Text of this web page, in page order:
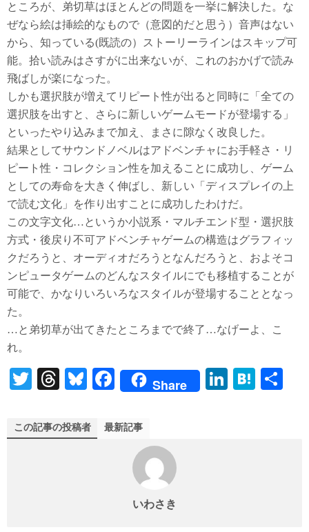
ところが、弟切草はほとんどの問題を一挙に解決した。な
ぜなら絵は挿絵的なもので（意図的だと思う）音声はない
から、知っている(既読の）ストーリーラインはスキップ可
能。拾い読みはさすがに出来ないが、これのおかげで読み
飛ばしが楽になった。
しかも選択肢が増えてリピート性が出ると同時に「全ての
選択肢を出すと、さらに新しいゲームモードが登場する」
といったやり込みまで加え、まさに隙なく改良した。
結果としてサウンドノベルはアドベンチャにお手軽さ・リ
ピート性・コレクション性を加えることに成功し、ゲーム
としての寿命を大きく伸ばし、新しい「ディスプレイの上
で読む文化」を作り出すことに成功したわけだ。
この文字文化…というか小説系・マルチエンド型・選択肢
方式・後戻り不可アドベンチャゲームの構造はグラフィッ
クだろうと、オーディオだろうとなんだろうと、およそコ
ンピュータゲームのどんなスタイルにでも移植することが
可能で、かなりいろいろなスタイルが登場することとなっ
た。
…と弟切草が出てきたところまでで終了…なげーよ、こ
れ。
T
tte
r
T
ea
ds
Bl
sk
y
Fa
bo
Share
Li
H
この記事の投稿者 最新記事
いわさき